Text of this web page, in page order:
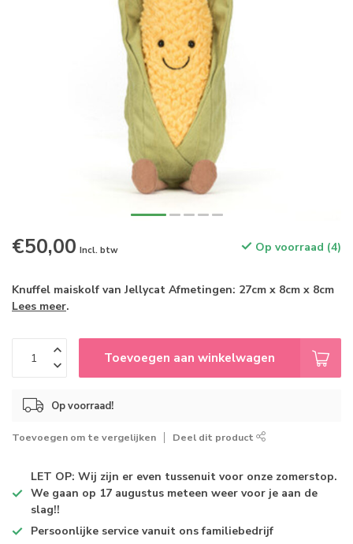
€50,00 Incl. btw Op voorraad (4)
Knuffel maiskolf van Jellycat Afmetingen: 27cm x 8cm x 8cm
Lees meer.
Toevoegen aan winkelwagen
Op voorraad!
Toevoegen om te vergelijken Deel dit product
LET OP: Wij zijn er even tussenuit voor onze zomerstop.
We gaan op 17 augustus meteen weer voor je aan de
slag!!
Persoonlijke service vanuit ons familiebedrijf